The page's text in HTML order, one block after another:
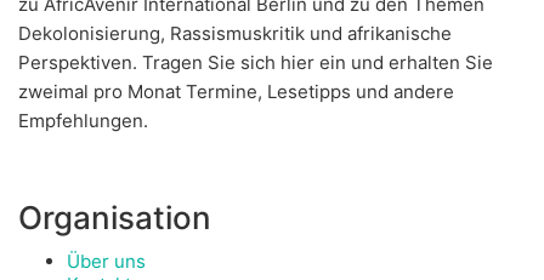
Dekolonisierung, Rassismuskritik und afrikanische
Perspektiven. Tragen Sie sich hier ein und erhalten Sie
zweimal pro Monat Termine, Lesetipps und andere
Empfehlungen.
Organisation
Über uns